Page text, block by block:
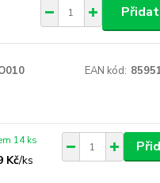
EAN kód:
Kč/ks
14 ks